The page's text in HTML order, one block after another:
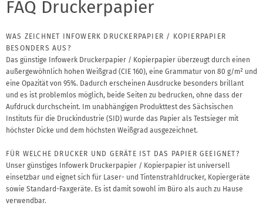
FAQ Druckerpapier
WAS ZEICHNET INFOWERK DRUCKERPAPIER / KOPIERPAPIER
BESONDERS AUS?
Das günstige Infowerk Druckerpapier / Kopierpapier überzeugt durch einen
außergewöhnlich hohen Weißgrad (CIE 160), eine Grammatur von 80 g/m² und
eine Opazität von 95%. Dadurch erscheinen Ausdrucke besonders brillant
und es ist problemlos möglich, beide Seiten zu bedrucken, ohne dass der
Aufdruck durchscheint. Im unabhängigen Produkttest des Sächsischen
Instituts für die Druckindustrie (SID) wurde das Papier als Testsieger mit
höchster Dicke und dem höchsten Weißgrad ausgezeichnet.
FÜR WELCHE DRUCKER UND GERÄTE IST DAS PAPIER GEEIGNET?
Unser günstiges Infowerk Druckerpapier / Kopierpapier ist universell
einsetzbar und eignet sich für Laser- und Tintenstrahldrucker, Kopiergeräte
sowie Standard-Faxgeräte. Es ist damit sowohl im Büro als auch zu Hause
verwendbar.